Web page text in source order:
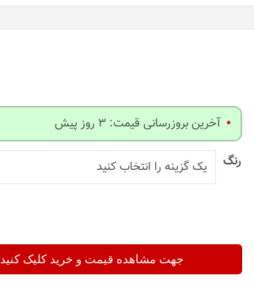
آخرین بروزرسانی قیمت: 3 روز پیش
رنگ
جهت مشاهده قیمت و خرید کلیک کنید